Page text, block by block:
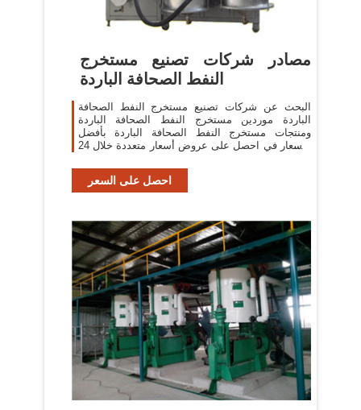
مصادر شركات تصنيع مستخرج
النفط الصحافة الباردة
البحث عن شركات تصنيع مستخرج النفط الصحافة
الباردة موردين مستخرج النفط الصحافة الباردة
ومنتجات مستخرج النفط الصحافة الباردة بأفضل
الأسعار في احصل على عروض أسعار متعددة خلال 24
احصل على السعر